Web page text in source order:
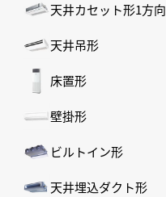
天井カセット形1方向
天井吊形
床置形
壁掛形
ビルトイン形
天井埋込ダクト形